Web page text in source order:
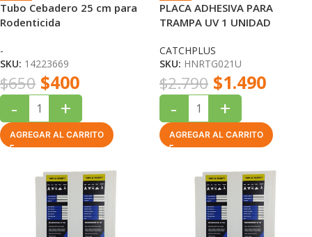
Tubo Cebadero 25 cm para
Rodenticida
-
SKU: 14223669
$650 $400
- +
AGREGAR AL CARRITO
PLACA ADHESIVA PARA
TRAMPA UV 1 UNIDAD
CATCHPLUS
SKU: HNRTG021U
$2.790 $1.490
- +
AGREGAR AL CARRITO